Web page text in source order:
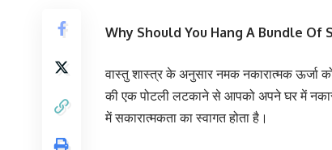
Why Should You Hang A Bundle Of
वास्तु शास्त्र के अनुसार नमक नकारात्मक ऊर्जा
की एक पोटली लटकाने से आपको अपने घर में
में सकारात्मकता का स्वागत होता है।